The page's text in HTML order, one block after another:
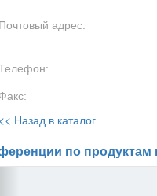
Почтовый адрес:
Факс:
<< Назад в каталог
по продуктам